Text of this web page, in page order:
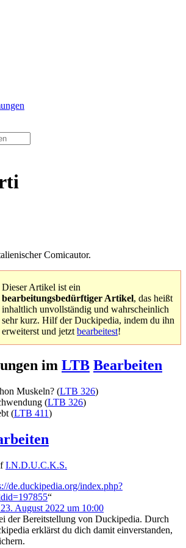
Comicautor.
Dieser Artikel ist ein
bearbeitungsbedürftiger Artikel, das heißt
inhaltlich unvollständig und wahrscheinlich
sehr kurz. Hilf der Duckipedia, indem du ihn
erweiterst und jetzt bearbeitest!
im LTB Bearbeiten
Muskeln? (LTB 326)
(LTB 326)
(LTB 411)
I.N.D.U.C.K.S.
de.duckipedia.org/index.php?
“
August 2022 um 10:00
der Bereitstellung von Duckipedia. Durch
erklärst du dich damit einverstanden,